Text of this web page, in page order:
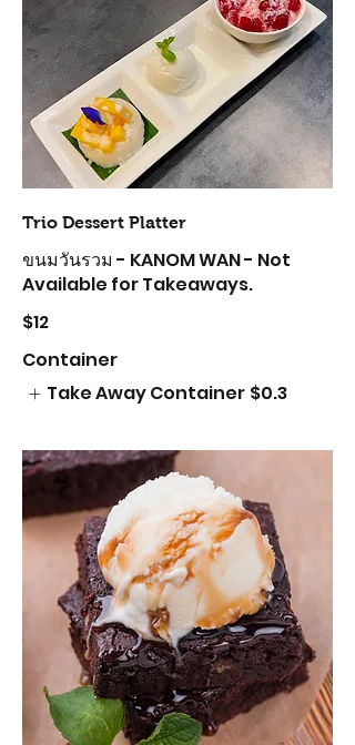
Trio Dessert Platter
ขนมวันรวม - KANOM WAN - Not
Available for Takeaways.
$12
Container
Take Away Container $0.3